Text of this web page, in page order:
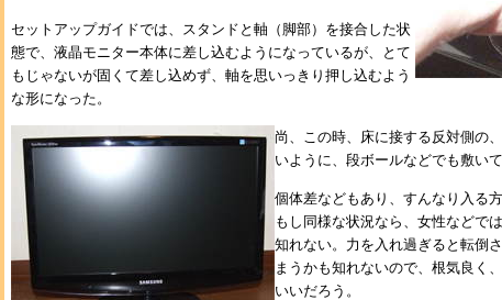
セットアップガイドでは、スタンドと軸（脚部）を接合した状
態で、液晶モニター本体に差し込むようになっているが、とて
もじゃないが固くて差し込めず、軸を思いっきり押し込むよう
な形になった。
尚、この時、床に接する反対側の
いように、段ボールなどでも敷い
個体差などもあり、すんなり入る
もし同様な状況なら、女性などで
知れない。力を入れ過ぎると転倒
まうかも知れないので、根気良く
いいだろう。